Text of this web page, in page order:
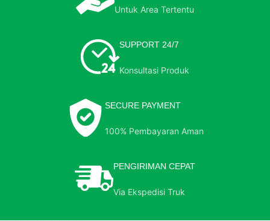
Untuk Area Tertentu
SUPPORT 24/7
Konsultasi Produk
SECURE PAYMENT
100% Pembayaran Aman
PENGIRIMAN CEPAT
Via Ekspedisi Truk